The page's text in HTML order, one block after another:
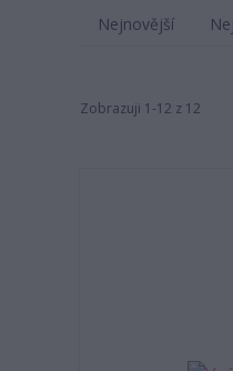
Nejnovější
Zobrazuji 1-12 z 12